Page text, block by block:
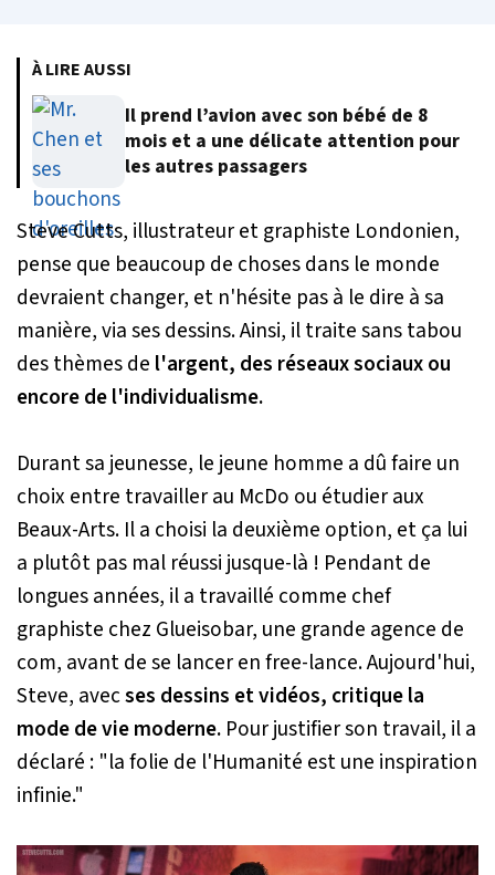
À LIRE AUSSI
Il prend l’avion avec son bébé de 8
mois et a une délicate attention pour
les autres passagers
Steve Cutts, illustrateur et graphiste Londonien,
pense que beaucoup de choses dans le monde
devraient changer, et n'hésite pas à le dire à sa
manière, via ses dessins. Ainsi, il traite sans tabou
des thèmes de l'argent, des réseaux sociaux ou
encore de l'individualisme.
Durant sa jeunesse, le jeune homme a dû faire un
choix entre travailler au McDo ou étudier aux
Beaux-Arts. Il a choisi la deuxième option, et ça lui
a plutôt pas mal réussi jusque-là ! Pendant de
longues années, il a travaillé comme chef
graphiste chez Glueisobar, une grande agence de
com, avant de se lancer en free-lance. Aujourd'hui,
Steve, avecses dessins et vidéos, critique la
mode de vie moderne. Pour justifier son travail, il a
déclaré : "la folie de l'Humanité est une inspiration
infinie."